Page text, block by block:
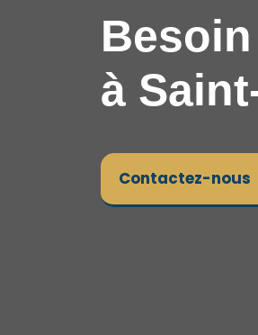
à
Contactez-nous